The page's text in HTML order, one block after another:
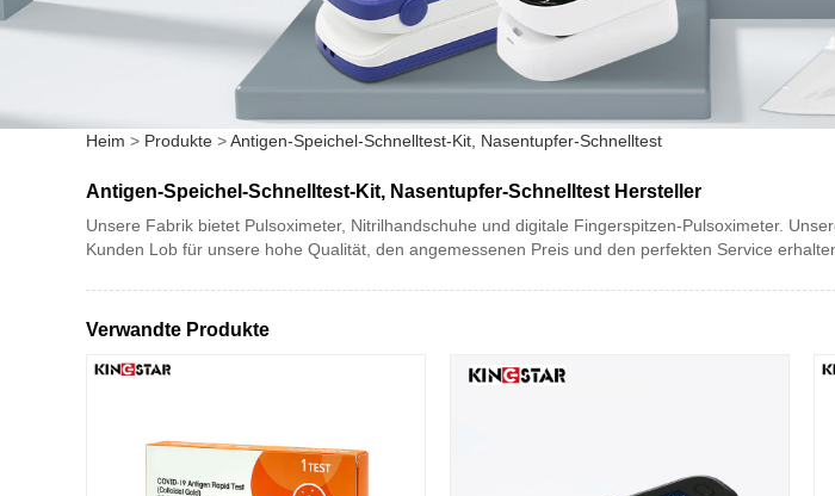
Heim > Produkte >Antigen-Speichel-Schnelltest-Kit, Nasentupfer-Schnelltest
Antigen-Speichel-Schnelltest-Kit, Nasentupfer-Schnelltest Hersteller
Unsere Fabrik bietet Pulsoximeter, Nitrilhandschuhe und digitale Fingerspitzen-Pulsoximeter.
Kunden Lob für unsere hohe Qualität, den angemessenen Preis und den perfekten Service
Verwandte Produkte